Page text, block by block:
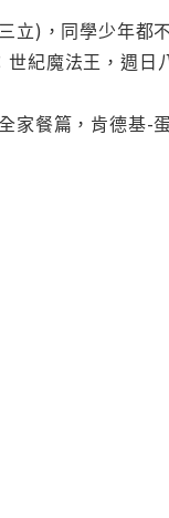
立)，同學少年都
紀魔法王，週日
家餐篇，肯德基-